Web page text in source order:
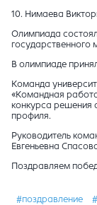
10. Нимаева
Олимпиада
государственного
В олимпиаде
Команда
«Командная
конкурса решения
профиля.
Руководитель
Евгеньевна
Поздравляем
#поздравление